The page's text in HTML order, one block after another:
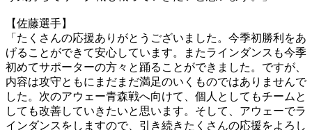
【佐藤選手】
「たくさんの応援ありがとうございました。今季初勝利をあ
げることができて安心しています。またラインダンスも今季
初めてサポーターの方々と踊ることができました。ですが、
内容は攻守ともにまだまだ満足のいくものではありませんで
した。次のアウェー青森戦へ向けて、個人としてもチームと
しても改善していきたいと思います。そして、アウェーでラ
インダンスをしますので、引き続きたくさんの応援をよろし